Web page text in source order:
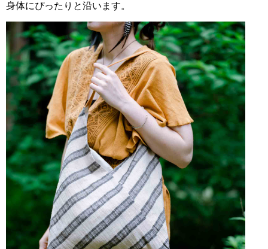
身体にぴったりと沿います。